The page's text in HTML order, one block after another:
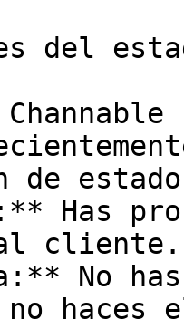
del
de estado
Has
al cliente.
No
haces